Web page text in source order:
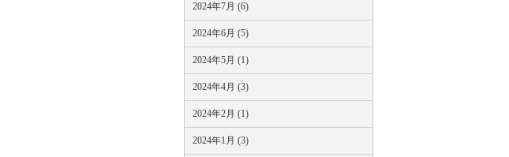
2024年7月 (6)
2024年6月 (5)
2024年5月 (1)
2024年4月 (3)
2024年2月 (1)
2024年1月 (3)